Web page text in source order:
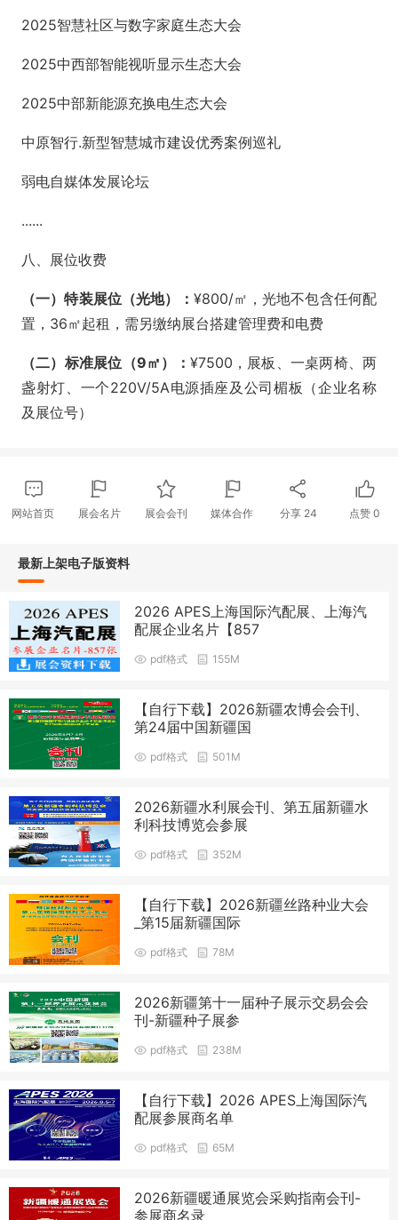
2025智慧社区与数字家庭生态大会
2025中西部智能视听显示生态大会
2025中部新能源充换电生态大会
中原智行.新型智慧城市建设优秀案例巡礼
弱电⾃媒体发展论坛
......
八、展位收费
（一）特装展位（光地）： ¥800/㎡，光地不包含任何配
置，36㎡起租，需另缴纳展台搭建管理费和电费
（二）标准展位（9㎡）： ¥7500，展板、一桌两椅、两
盏射灯、一个220V/5A电源插座及公司楣板（企业名称
及展位号）
网站首页 展会名片 展会会刊 媒体合作 分享 24 点赞0
最新上架电子版资料
2026 APES上海国际汽配展、上海汽
配展企业名片【857
pdf格式 155M
【自行下载】2026新疆农博会会刊、
第24届中国新疆国
pdf格式 501M
2026新疆水利展会刊、第五届新疆水
利科技博览会参展
pdf格式 352M
【自行下载】2026新疆丝路种业大会
_第15届新疆国际
pdf格式 78M
2026新疆第十一届种子展示交易会会
刊-新疆种子展参
pdf格式 238M
【自行下载】2026 APES上海国际汽
配展参展商名单
pdf格式 65M
2026新疆暖通展览会采购指南会刊-
参展商名录